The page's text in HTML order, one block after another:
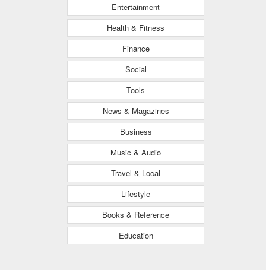
Entertainment
Health & Fitness
Finance
Social
Tools
News & Magazines
Business
Music & Audio
Travel & Local
Lifestyle
Books & Reference
Education